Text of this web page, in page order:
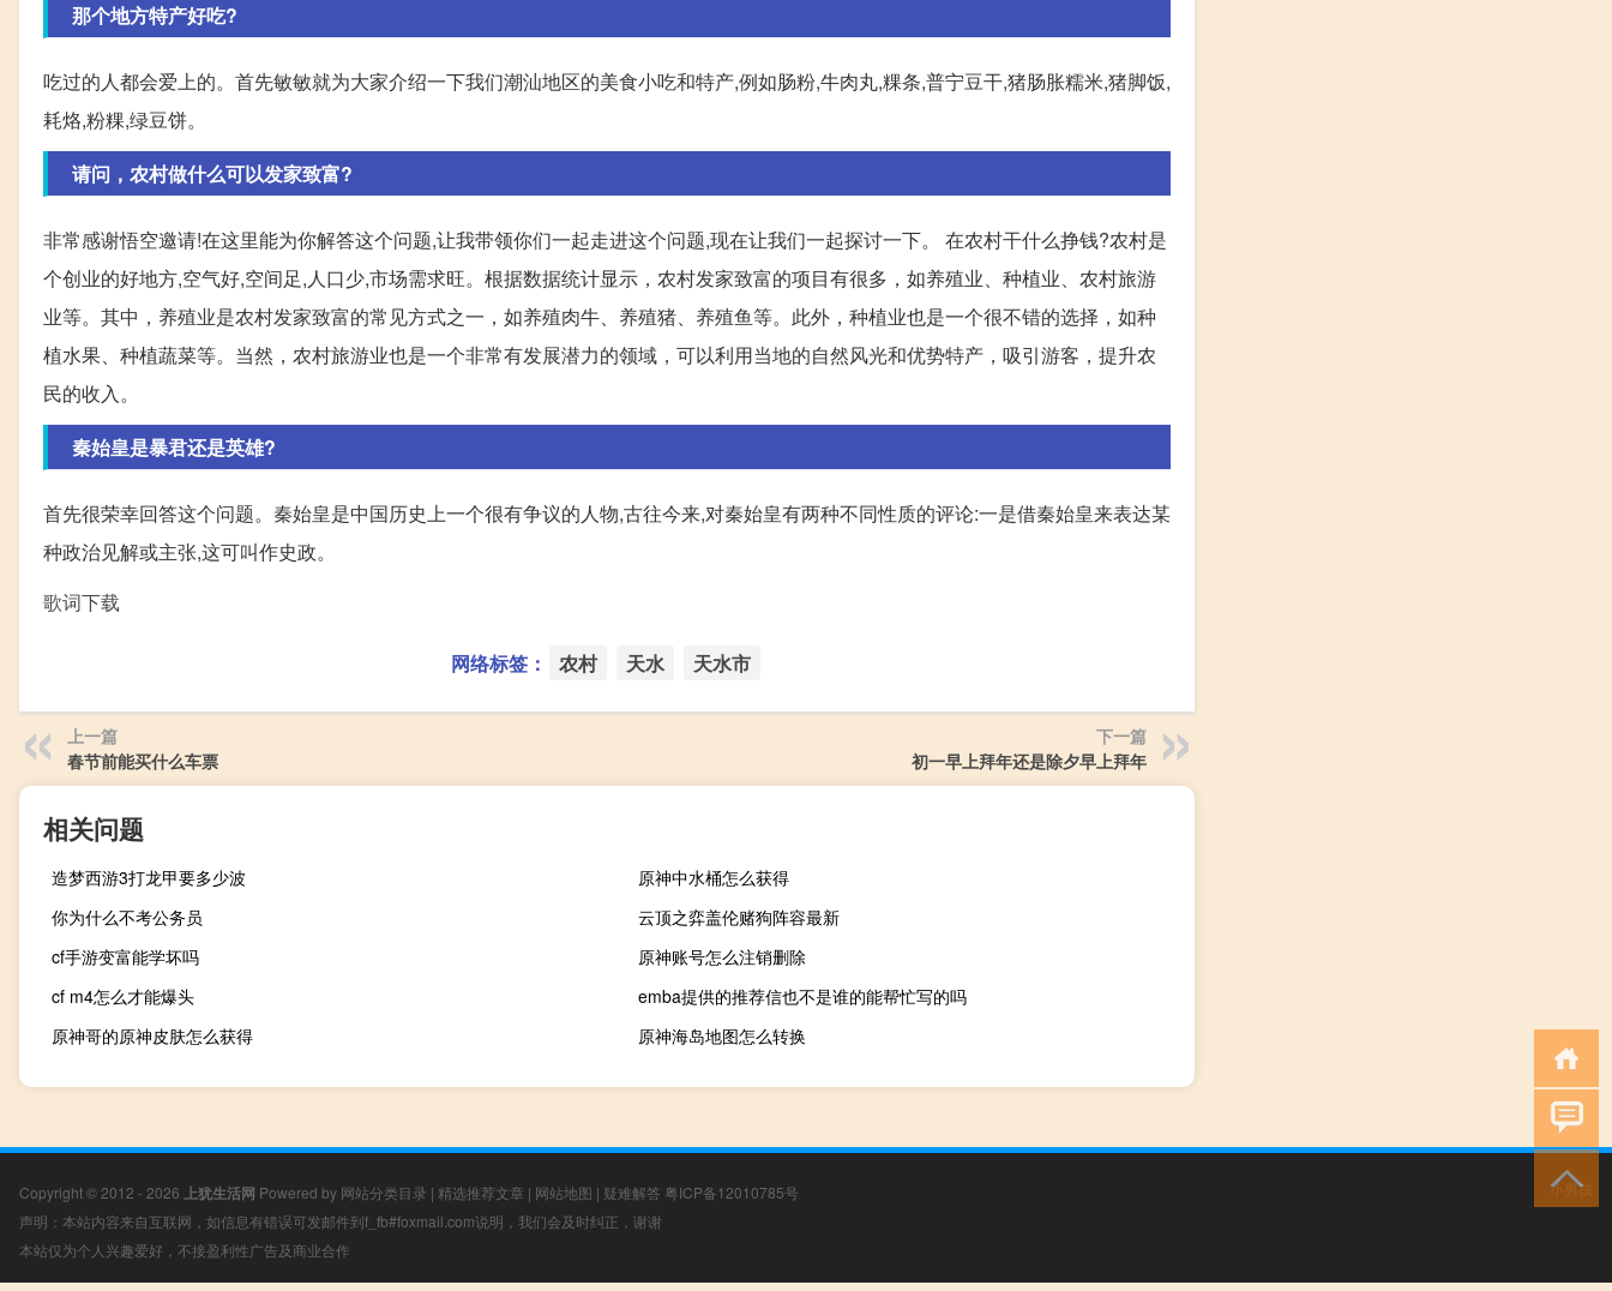
那个地方特产好吃?
吃过的人都会爱上的。首先敏敏就为大家介绍一下我们潮汕地区的美食小吃和特产,例如肠粉,牛肉丸,粿条,普宁豆干,猪肠胀糯米,猪脚饭,
耗烙,粉粿,绿豆饼。
请问，农村做什么可以发家致富?
非常感谢悟空邀请!在这里能为你解答这个问题,让我带领你们一起走进这个问题,现在让我们一起探讨一下。 在农村干什么挣钱?农村是
个创业的好地方,空气好,空间足,人口少,市场需求旺。根据数据统计显示，农村发家致富的项目有很多，如养殖业、种植业、农村旅游
业等。其中，养殖业是农村发家致富的常见方式之一，如养殖肉牛、养殖猪、养殖鱼等。此外，种植业也是一个很不错的选择，如种
植水果、种植蔬菜等。当然，农村旅游业也是一个非常有发展潜力的领域，可以利用当地的自然风光和优势特产，吸引游客，提升农
民的收入。
秦始皇是暴君还是英雄?
首先很荣幸回答这个问题。秦始皇是中国历史上一个很有争议的人物,古往今来,对秦始皇有两种不同性质的评论:一是借秦始皇来表达某
种政治见解或主张,这可叫作史政。
歌词下载
网络标签： 农村 天水 天水市
上一篇
春节前能买什么车票
下一篇
初一早上拜年还是除夕早上拜年
相关问题
造梦西游3打龙甲要多少波
原神中水桶怎么获得
你为什么不考公务员
云顶之弈盖伦赌狗阵容最新
cf手游变富能学坏吗
原神账号怎么注销删除
cf m4怎么才能爆头
emba提供的推荐信也不是谁的能帮忙写的吗
原神哥的原神皮肤怎么获得
原神海岛地图怎么转换
Copyright © 2012 - 2026 上犹生活网 Powered by 网站分类目录 | 精选推荐文章 | 网站地图 | 疑难解答 粤ICP备12010785号
声明：本站内容来自互联网，如信息有错误可发邮件到f_fb#foxmail.com说明，我们会及时纠正，谢谢
本站仅为个人兴趣爱好，不接盈利性广告及商业合作
小男孩